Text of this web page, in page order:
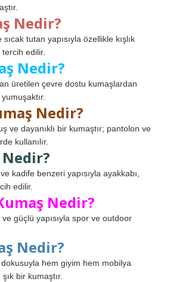
Nedir?
tutan yapısıyla özellikle kışlık
edilir.
Nedir?
üretilen çevre dostu kumaşlardan
Nedir?
ve dayanıklı bir kumaştır; pantolon ve
kullanılır.
kadife benzeri yapısıyla ayakkabı,
edilir.
Nedir?
güçlü yapısıyla spor ve outdoor
Nedir?
hem giyim hem mobilya
bir kumaştır.